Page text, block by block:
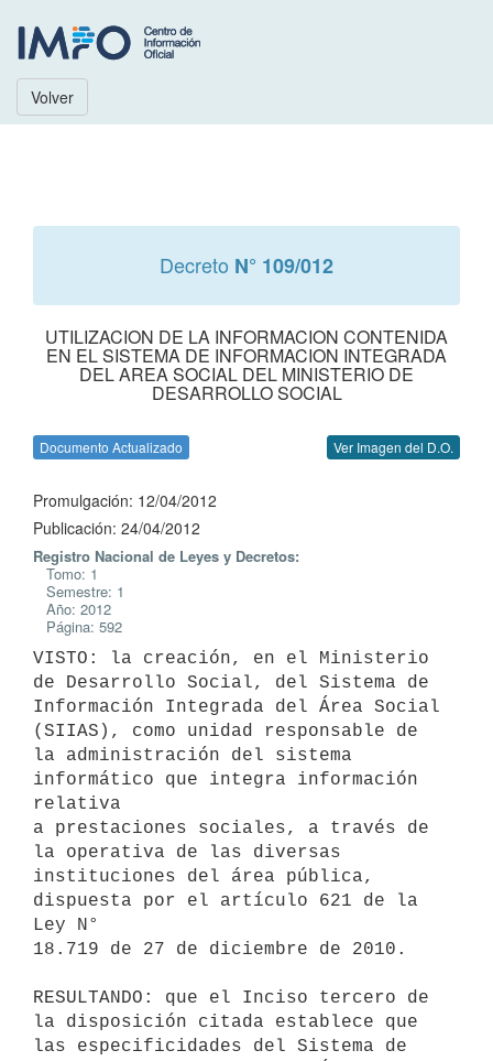
Volver
Decreto N° 109/012
UTILIZACION DE LA INFORMACION CONTENIDA
EN EL SISTEMA DE INFORMACION INTEGRADA
DEL AREA SOCIAL DEL MINISTERIO DE
DESARROLLO SOCIAL
Documento Actualizado Ver Imagen del D.O.
Promulgación: 12/04/2012
Publicación: 24/04/2012
Registro Nacional de Leyes y Decretos:
Tomo: 1
Semestre: 1
Año: 2012
Página: 592
VISTO: la creación, en el Ministerio
de Desarrollo Social, del Sistema de
Información Integrada del Área Social
(SIIAS), como unidad responsable de
la administración del sistema
informático que integra información
relativa
a prestaciones sociales, a través de
la operativa de las diversas
instituciones del área pública,
dispuesta por el artículo 621 de la
Ley N°
18.719 de 27 de diciembre de 2010.
RESULTANDO: que el Inciso tercero de
la disposición citada establece que
las especificidades del Sistema de